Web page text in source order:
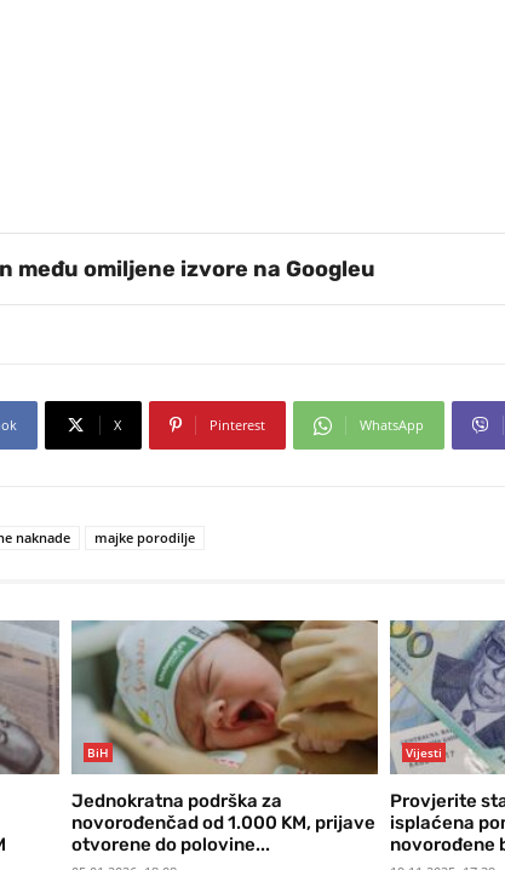
među omiljene izvore na Googleu
X Pinterest WhatsApp
naknade majke porodilje
BiH
Jednokratna podrška za
novorođenčad od 1.000 KM, prijave
otvorene do polovine...
Vijesti
Provjerite
isplaćena
novorođene